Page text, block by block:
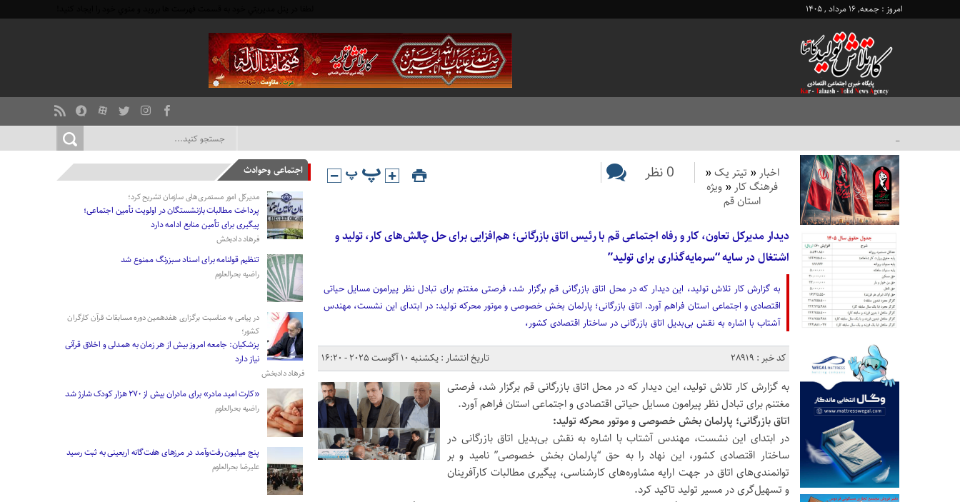
امروز : جمعه, ۱۶ مرداد , ۱۴۰۵
پرداخت مطال_
اخبار « تیتر یک«
فرهنگ کار « ویژه
استان قم
0 نظر
دیدار مدیرکل تعاون، کار و رفاه اجتماعی قم با رئیس اتاق بازرگانی؛ هم‌افزایی برای حل چالش‌های کار، تولید و
اشتغال در سایه “سرمایه‌گذاری برای تولید”
به گزارش کار تلاش تولید، این دیدار که در محل اتاق بازرگانی قم برگزار شد، فرصتی مغتنم برای تبادل نظر پیرامون مسایل حیاتی
اقتصادی و اجتماعی استان فراهم آورد. اتاق بازرگانی؛ پارلمان بخش خصوصی و موتور محرکه تولید: در ابتدای این نشست، مهندس
آشتاب با اشاره به نقش بی‌بدیل اتاق بازرگانی در ساختار اقتصادی کشور،
کد خبر : 28919
تاریخ انتشار : یکشنبه 10 آگوست 2025 - 16:20
به گزارش کار تلاش تولید، این دیدار که در محل اتاق بازرگانی قم برگزار شد، فرصتی
مغتنم برای تبادل نظر پیرامون مسایل حیاتی اقتصادی و اجتماعی استان فراهم آورد.
اتاق بازرگانی؛ پارلمان بخش خصوصی و موتور محرکه تولید:
در ابتدای این نشست، مهندس آشتاب با اشاره به نقش بی‌بدیل اتاق بازرگانی در
ساختار اقتصادی کشور، این نهاد را به حق “پارلمان بخش خصوصی” نامید و بر
توانمندی‌های اتاق در جهت ارایه مشاوره‌های کارشناسی، پیگیری مطالبات کارآفرینان
و تسهیل‌گری در مسیر تولید تاکید کرد.
اجتماعی وحوادث
مدیرکل امور مستمری‌های سازمان تشریح کرد؛
پرداخت مطالبات بازنشستگان در اولویت تأمین اجتماعی؛
پیگیری برای تأمین منابع ادامه دارد
فرهاد دادبخش
تنظیم قولنامه برای اسناد سبزرنگ ممنوع شد
راضیه بحرالعلوم
در پیامی به مناسبت برگزاری هفدهمین دوره مسابقات قرآن کارگران
کشور؛
پزشکیان: جامعه امروز بیش از هر زمان به همدلی و اخلاق قرآنی
نیاز دارد
فرهاد دادبخش
«کارت امید مادر» برای مادران بیش از ۲۷۰ هزار کودک شارژ شد
راضیه بحرالعلوم
پنج میلیون رفت‌وآمد در مرزهای هفت‌گانه اربعینی به ثبت رسید
علیرضا بحرالعلوم